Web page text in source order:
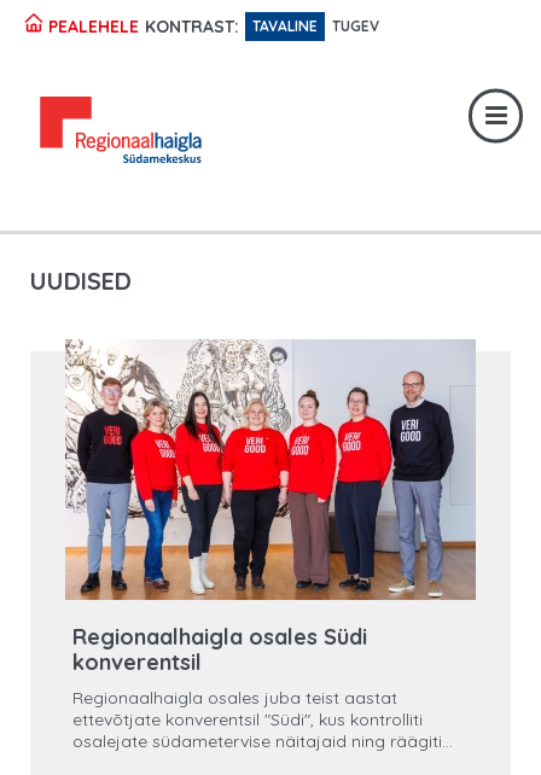
PEALEHELE KONTRAST: TAVALINE TUGEV
617 1049
Erakorraline abi:
Digiregistratuur:
UUDISED
Regionaalhaigla osales Südi
konverentsil
Regionaalhaigla osales juba teist aastat
ettevõtjate konverentsil "Südi", kus kontrolliti
osalejate südametervise näitajaid ning räägiti